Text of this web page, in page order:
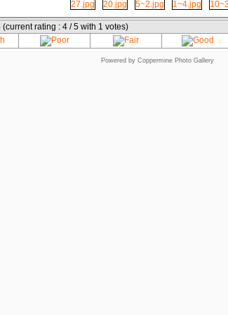
(current rating : 4 / 5 with 1 votes)
Powered by Coppermine Photo Gallery